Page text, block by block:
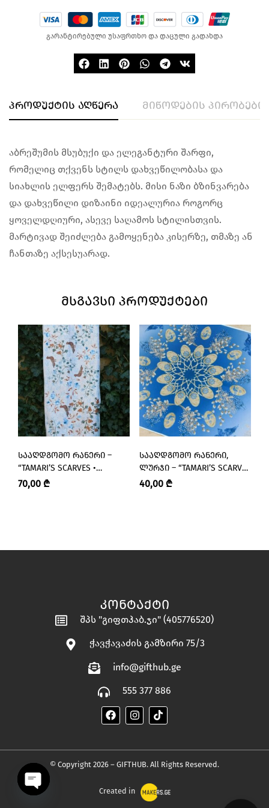
გარანტირებული უსაფრთხო და დაცული გადახდა
პროდუქტის აღწერა მიწოდების პირობები
აბრეშუმის მსუბუქი და ელეგანტური შარფი,
რომელიც თქვენს სტილს დახვეწილობასა და
სიახლის ელფერს შემატებს. მისი ნაზი ბზინვარება
და დახვეწილი დიზაინი იდეალურია როგორც
ყოველდღიური, ასევე საღამოს სტილისთვის.
მარტივად შეიძლება გამოყენება კისერზე, თმაზე ან
ჩანთაზე აქსესუარად.
ᲛᲡᲒᲐᲕᲡᲘ ᲞᲠᲝᲓᲣᲥᲢᲔᲑᲘ
ᲡᲐᲐᲦᲓᲒᲝᲛᲝ ᲠᲐᲜᲔᲠᲘ –
“TAMARI’S SCARVES •
ᲗᲐᲛᲐᲠᲘᲡ ᲨᲐᲠᲤᲔᲑᲘ”
70,00 ₾
ᲡᲐᲐᲦᲓᲒᲝᲛᲝ ᲠᲐᲜᲔᲠᲘ,
ᲚᲣᲠᲯᲘ – “TAMARI’S SCARVES
• ᲗᲐᲛᲐᲠᲘᲡ ᲨᲐᲠᲤᲔᲑᲘ”
40,00 ₾
ᲙᲝᲜᲢᲐᲥᲢᲘ
შპს "გიფთჰაბ.ჯი" (405776520)
ჭავჭავაძის გამზირი 75/3
info@gifthub.ge
555 377 886
© Copyright 2026 – GIFTHUB. All Rights Reserved.
Created in